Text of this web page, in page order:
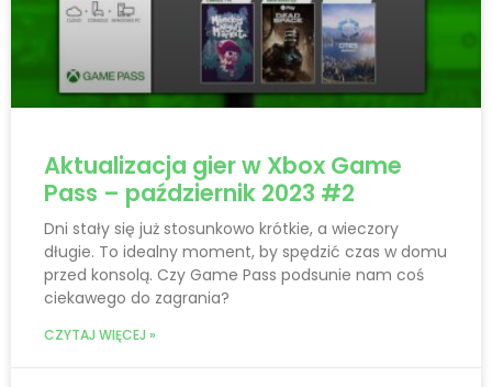
Aktualizacja gier w Xbox Game
Pass – październik 2023 #2
Dni stały się już stosunkowo krótkie, a wieczory
długie. To idealny moment, by spędzić czas w domu
przed konsolą. Czy Game Pass podsunie nam coś
ciekawego do zagrania?
CZYTAJ WIĘCEJ »